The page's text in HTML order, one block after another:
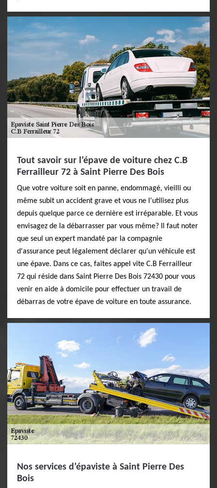
Tout savoir sur l’épave de voiture chez C.B
Ferrailleur 72 à Saint Pierre Des Bois
Que votre voiture soit en panne, endommagé, vieilli ou
même subit un accident grave et vous ne l'utilisez plus
depuis quelque parce ce dernière est irréparable. Et vous
envisagez de la débarrasser par vous même? Il faut noter
que seul un expert mandaté par la compagnie
d'assurance peut légalement déclarer qu'un véhicule est
une épave. Dans ce cas, faites appel vite C.B Ferrailleur
72 qui réside dans Saint Pierre Des Bois 72430 pour vous
venir en aide à domicile pour effectuer un travail de
débarras de votre épave de voiture en toute assurance.
Nos services d’épaviste à Saint Pierre Des
Bois